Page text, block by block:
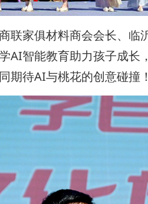
联家俱材料商会会长、临
AI智能教育助力孩子成长
期待AI与桃花的创意碰撞